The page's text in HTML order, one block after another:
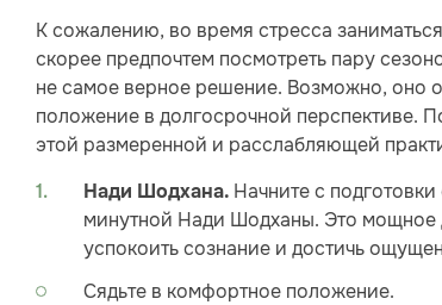
К сожалению, во время стресса
скорее предпочтем посмотреть пару
не самое верное решение. Возможно, оно
положение в долгосрочной перспективе.
этой размеренной и расслабляющей
Нади Шодхана. Начните с
минутной Нади Шодханы. Это мощное
успокоить сознание и достичь
Сядьте в комфортное положение.